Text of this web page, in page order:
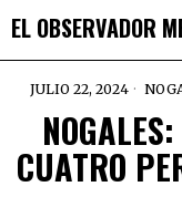
EL OBSERVADOR
JULIO 22, 2024
CUATRO